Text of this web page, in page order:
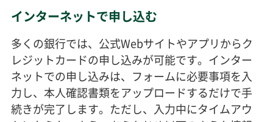
インターネットで申し込む
多くの銀行では、公式Webサイトやアプリからク
レジットカードの申し込みが可能です。インター
ネットでの申し込みは、フォームに必要事項を入
力し、本人確認書類をアップロードするだけで手
続きが完了します。ただし、入力中にタイムアウ